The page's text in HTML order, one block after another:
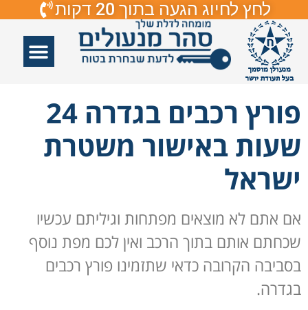
לחץ לחיוג הגעה בתוך 20 דקות
פורץ רכבים בגדרה 24
שעות באישור משטרת
ישראל
אם אתם לא מוצאים מפתחות וגיליתם עכשיו
שכחתם אותם בתוך הרכב ואין לכם מפת נוסף
בסביבה הקרובה כדאי שתזמינו פורץ רכבים
בגדרה.